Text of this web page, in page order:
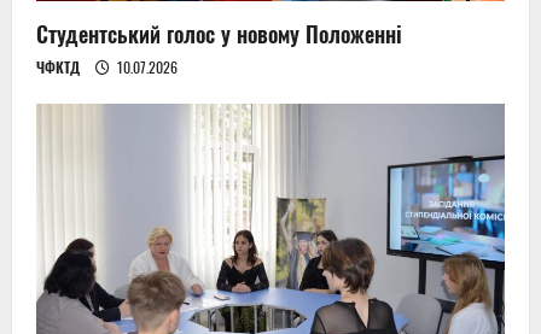
Студентський голос у новому Положенні
ЧФКТД 10.07.2026